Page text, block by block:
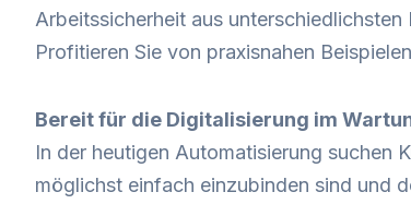
Arbeitssicherheit aus
Profitieren Sie von praxisnahen
Bereit für die Digitalisierung im
In der heutigen Automatisierung suchen
möglichst einfach einzubinden sind und